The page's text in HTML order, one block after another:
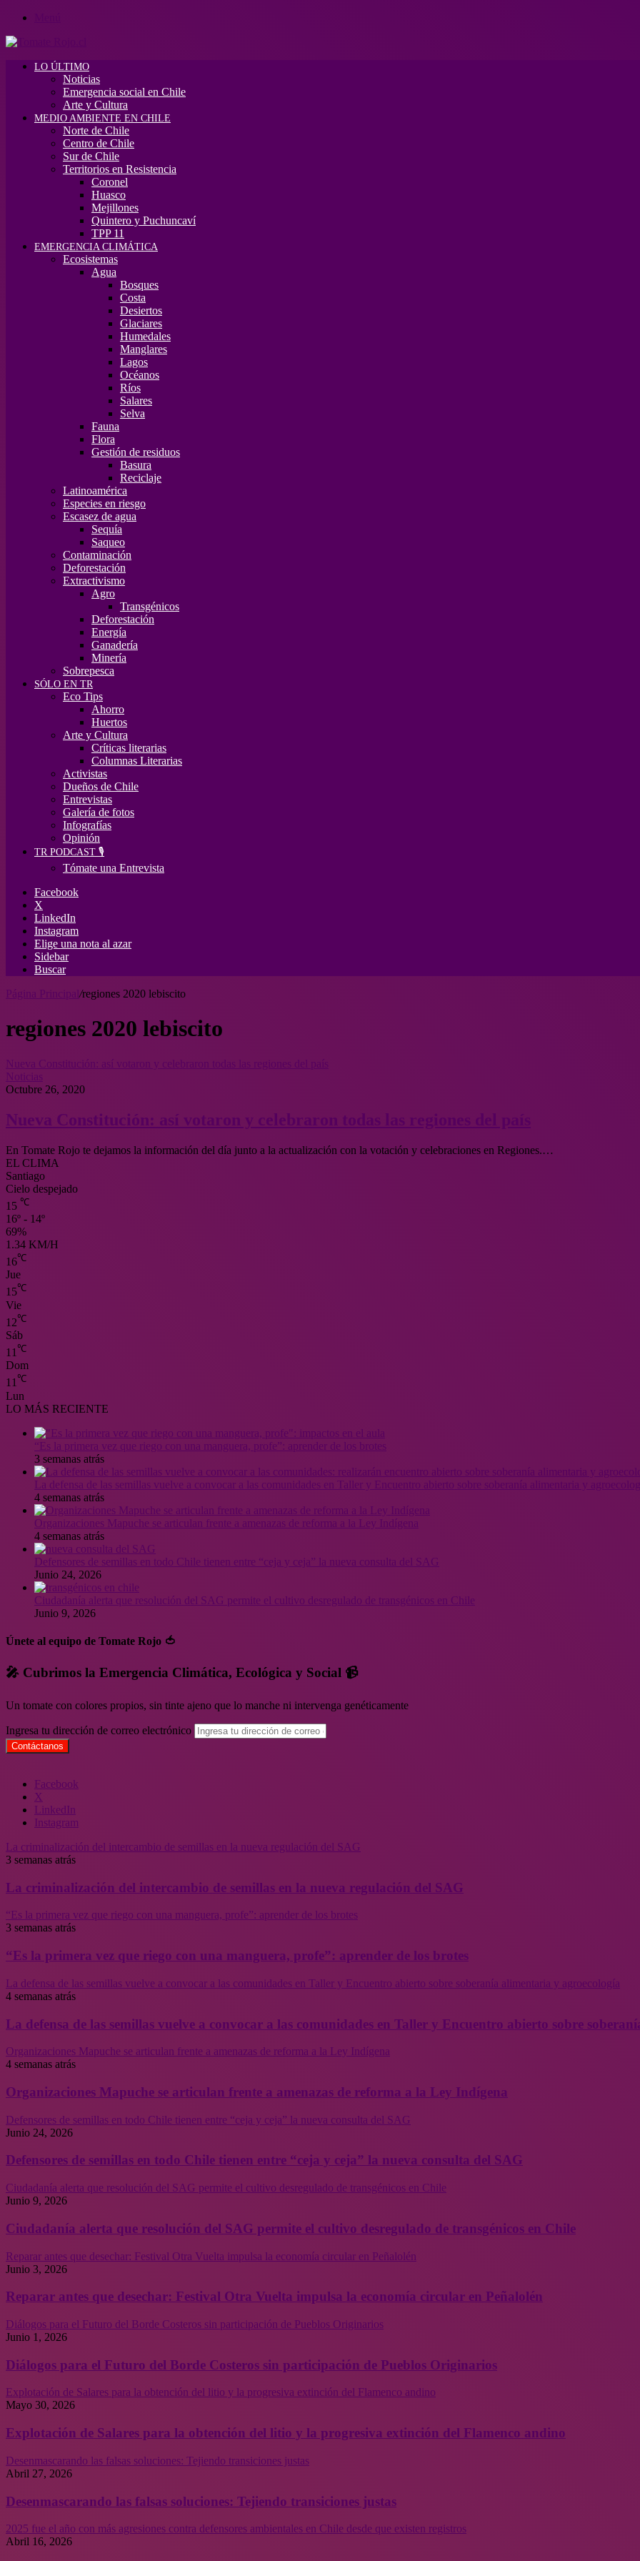
LO ÚLTIMO
Noticias
Emergencia social en Chile
Arte y Cultura
MEDIO AMBIENTE EN CHILE
Norte de Chile
Centro de Chile
Sur de Chile
Territorios en Resistencia
Coronel
Huasco
Mejillones
Quintero y Puchuncaví
TPP 11
EMERGENCIA CLIMÁTICA
Ecosistemas
Agua
Bosques
Costa
Desiertos
Glaciares
Humedales
Manglares
Lagos
Océanos
Ríos
Salares
Selva
Fauna
Flora
Gestión de residuos
Basura
Reciclaje
Latinoamérica
Especies en riesgo
Escasez de agua
Sequía
Saqueo
Contaminación
Deforestación
Extractivismo
Agro
Transgénicos
Deforestación
Energía
Ganadería
Minería
Sobrepesca
SÓLO EN TR
Eco Tips
Ahorro
Huertos
Arte y Cultura
Críticas literarias
Columnas Literarias
Activistas
Dueños de Chile
Entrevistas
Galería de fotos
Infografías
Opinión
TR PODCAST 🎙️
Tómate una Entrevista
Facebook
X
LinkedIn
Instagram
Elige una nota al azar
Sidebar
Buscar
Página Principal /regiones 2020 lebiscito
regiones 2020 lebiscito
Nueva Constitución: así votaron y celebraron todas las regiones del país
Noticias
Octubre 26, 2020
Nueva Constitución: así votaron y celebraron todas las regiones del país
En Tomate Rojo te dejamos la información del día junto a la actualización con la votación y celebraciones en Regiones.…
EL CLIMA
Santiago
Cielo despejado
15 ℃
16º - 14º
69%
1.34 KM/H
16℃
Jue
15℃
Vie
12℃
Sáb
11 ℃
Dom
11℃
Lun
LO MÁS RECIENTE
“Es la primera vez que riego con una manguera, profe”: aprender de los brotes
3 semanas atrás
La defensa de las semillas vuelve a convocar a las comunidades en Taller y Encuentro abierto sobre soberanía alimentaria y
4 semanas atrás
Organizaciones Mapuche se articulan frente a amenazas de reforma a la Ley Indígena
4 semanas atrás
Defensores de semillas en todo Chile tienen entre “ceja y ceja” la nueva consulta del SAG
Junio 24, 2026
Ciudadanía alerta que resolución del SAG permite el cultivo desregulado de transgénicos en Chile
Junio 9, 2026
Únete al equipo de Tomate Rojo 🍅
🎤 Cubrimos la Emergencia Climática, Ecológica y Social 📹
Un tomate con colores propios, sin tinte ajeno que lo manche ni intervenga genéticamente
Ingresa tu dirección de correo electrónico
Facebook
X
LinkedIn
Instagram
La criminalización del intercambio de semillas en la nueva regulación del SAG
3 semanas atrás
La criminalización del intercambio de semillas en la nueva regulación del SAG
“Es la primera vez que riego con una manguera, profe”: aprender de los brotes
3 semanas atrás
“Es la primera vez que riego con una manguera, profe”: aprender de los brotes
La defensa de las semillas vuelve a convocar a las comunidades en Taller y Encuentro abierto sobre soberanía alimentaria y agroecología
4 semanas atrás
La defensa de las semillas vuelve a convocar a las comunidades en Taller y Encuentro abierto sobre
Organizaciones Mapuche se articulan frente a amenazas de reforma a la Ley Indígena
4 semanas atrás
Organizaciones Mapuche se articulan frente a amenazas de reforma a la Ley Indígena
Defensores de semillas en todo Chile tienen entre “ceja y ceja” la nueva consulta del SAG
Junio 24, 2026
Defensores de semillas en todo Chile tienen entre “ceja y ceja” la nueva consulta del SAG
Ciudadanía alerta que resolución del SAG permite el cultivo desregulado de transgénicos en Chile
Junio 9, 2026
Ciudadanía alerta que resolución del SAG permite el cultivo desregulado de transgénicos en Chile
Reparar antes que desechar: Festival Otra Vuelta impulsa la economía circular en Peñalolén
Junio 3, 2026
Reparar antes que desechar: Festival Otra Vuelta impulsa la economía circular en Peñalolén
Diálogos para el Futuro del Borde Costeros sin participación de Pueblos Originarios
Junio 1, 2026
Diálogos para el Futuro del Borde Costeros sin participación de Pueblos Originarios
Explotación de Salares para la obtención del litio y la progresiva extinción del Flamenco andino
Mayo 30, 2026
Explotación de Salares para la obtención del litio y la progresiva extinción del Flamenco andino
Desenmascarando las falsas soluciones: Tejiendo transiciones justas
Abril 27, 2026
Desenmascarando las falsas soluciones: Tejiendo transiciones justas
2025 fue el año con más agresiones contra defensores ambientales en Chile desde que existen registros
Abril 16, 2026